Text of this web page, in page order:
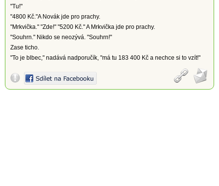
"Tu!"
"4800 Kč."A Novák jde pro prachy.
"Mrkvička." "Zde!" "5200 Kč." A Mrkvička jde pro prachy.
"Souhrn." Nikdo se neozývá. "Souhrn!"
Zase ticho.
"To je blbec," nadává nadporučík, "má tu 183 400 Kč a nechce si to vzít!"